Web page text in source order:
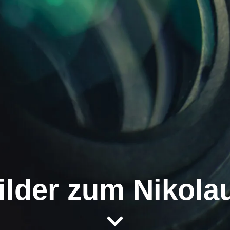
zum